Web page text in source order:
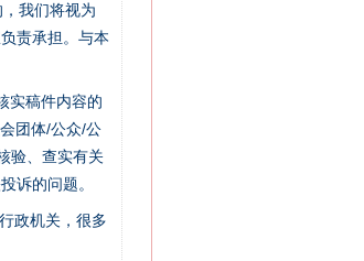
我们将视为
责承担。与本
实稿件内容的
团体/公众/公
验、查实有关
诉的问题。
政机关，很多